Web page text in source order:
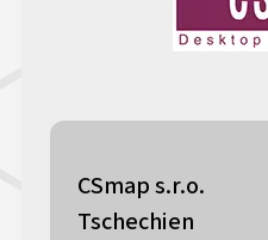
CSmap s.r.o.
Tschechien